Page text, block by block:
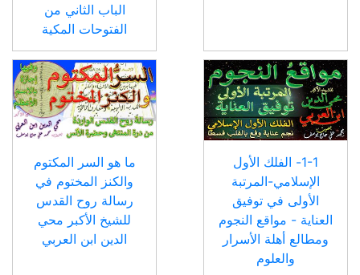
الباب الثاني من
الفتوحات المكية
1-1- الفلك الأول
الإسلامي-المرتبة
الأولى في توفيق
العناية - مواقع النجوم
ومطالع أهلة الأسرار
والعلوم
ما هو السر المكتوم
والكنز المختوم في
رسالة روح القدس
للشيخ الأكبر محي
الدين ابن العربي